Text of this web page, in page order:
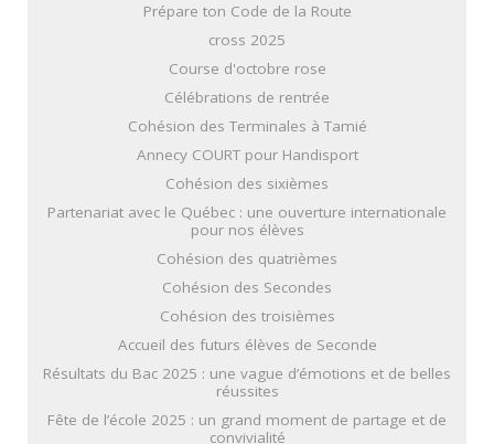
Prépare ton Code de la Route
cross 2025
Course d'octobre rose
Célébrations de rentrée
Cohésion des Terminales à Tamié
Annecy COURT pour Handisport
Cohésion des sixièmes
Partenariat avec le Québec : une ouverture internationale
pour nos élèves
Cohésion des quatrièmes
Cohésion des Secondes
Cohésion des troisièmes
Accueil des futurs élèves de Seconde
Résultats du Bac 2025 : une vague d’émotions et de belles
réussites
Fête de l’école 2025 : un grand moment de partage et de
convivialité